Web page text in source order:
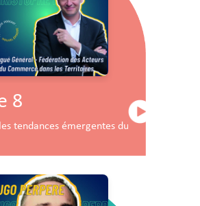
8
les tendances émergentes du commerce en